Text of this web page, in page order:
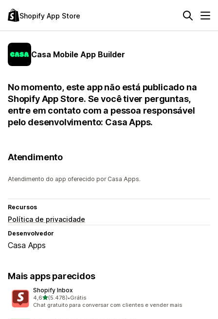
Shopify App Store
Casa Mobile App Builder
No momento, este app não está publicado na
Shopify App Store. Se você tiver perguntas,
entre em contato com a pessoa responsável
pelo desenvolvimento: Casa Apps.
Atendimento
Atendimento do app oferecido por Casa Apps.
Recursos
Política de privacidade
Desenvolvedor
Casa Apps
Mais apps parecidos
Shopify Inbox
4,6de 5 estrelas
(5.478)
5478 avaliações ao todo
•Grátis
Chat gratuito para conversar com clientes e vender mais